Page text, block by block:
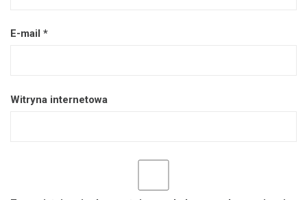
E-mail *
Witryna internetowa